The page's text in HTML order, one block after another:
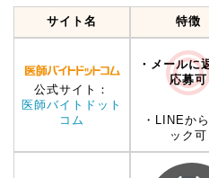
サイト名 特徴
公式サイト：
医師バイトドット
コム
・メールに
応募可
・LINEか
ック可